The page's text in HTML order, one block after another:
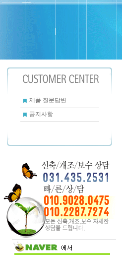
제품 질문답변
공지사항